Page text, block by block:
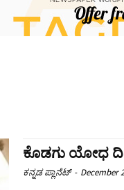
ಕೊಡಗು ಯೋಧ
ಕನ್ನಡ ಪ್ಲಾನೆಟ್ - December